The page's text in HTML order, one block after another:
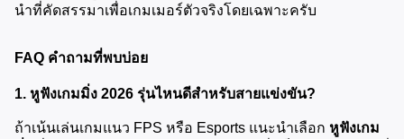
นำที่คัดสรรมาเพื่อเกมเมอร์ตัวจริงโดยเฉพาะครับ
FAQ คำถามที่พบบ่อย
1. หูฟังเกมมิ่ง 2026 รุ่นไหนดีสำหรับสายแข่งขัน?
ถ้าเน้นเล่นเกมแนว FPS หรือ Esports แนะนำเลือก หูฟังเกม